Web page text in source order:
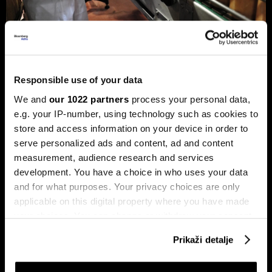
Responsible use of your data
We and our 1022 partners process your personal data,
e.g. your IP-number, using technology such as cookies to
store and access information on your device in order to
serve personalized ads and content, ad and content
measurement, audience research and services
development. You have a choice in who uses your data
and for what purposes. Your privacy choices are only
applicable on this digital property where you have made
your choices. You can change or withdraw your consent
Prikaži detalje
Privreda FBiH povećala dobit za 12,3
posto, ali troškovi rada rastu
dvostruko brže
Analiza je predstavljena na zajedničkom sastanku FIA-e i
Udruženja poslodavaca Federacije BiH, gdje je istaknuto da
privatni sektor ostaje ključni nosilac ekonomskog rasta.
Od ukupno 28.634 privredna društva u Federaciji, čak 98,6
posto čine privatne kompanije, koje ostvaruju 90 posto
ukupnih prihoda i 95 posto ukupne dobiti.